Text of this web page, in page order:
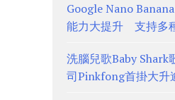
Google Nano
能力大提升 支持多
洗腦兒歌Baby
司Pinkfong首掛大升